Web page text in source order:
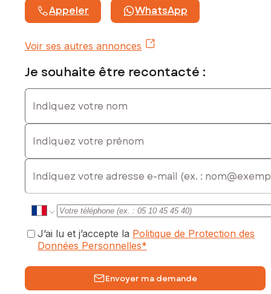
Honoraires charge vendeur
Tél. : 0670247092, E-mail : benedicte.lefebvre@safti.fr - EI -
Agent commercial immatriculé au RSAC de Montpellier sous
le numéro 994741767
Appeler WhatsApp
Voir ses autres annonces
Je souhaite être recontacté :
Indiquez votre nom
Indiquez votre prénom
E-mail
J’ai lu et j’accepte la Politique de Protection des
Données Personnelles*
Envoyer ma demande